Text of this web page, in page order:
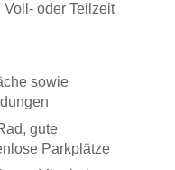
oder Teilzeit
sowie
gute
Parkplätze